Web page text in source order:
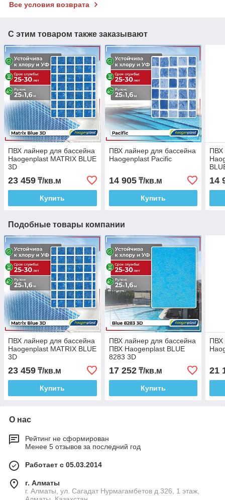
Все условия возврата
С этим товаром также заказывают
ПВХ лайнер для бассейна
Haogenplast MATRIX BLUE
3D
23 459 ₸/кв.м
Купить
ПВХ лайнер для бассейна
Haogenplast Pacific
14 905₸/кв.м
Купить
ПВХ
14
Подобные товары компании
ПВХ лайнер для бассейна
Haogenplast MATRIX BLUE
3D
23 459 ₸/кв.м
Купить
ПВХ лайнер для бассейна
ПВХ Haogenplast BLUE
8283 3D
17 252₸/кв.м
Купить
ПВХ
21
О нас
Рейтинг не сформирован
Менее 5 отзывов за последний год
Работает с 05.03.2014
г. Алматы
г. Алматы, ул. Сагадат Нурмагамбетов д.326, 1 этаж,